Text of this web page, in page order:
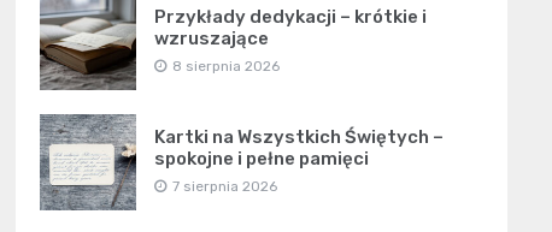
Przykłady dedykacji – krótkie i
wzruszające
8 sierpnia 2026
Kartki na Wszystkich Świętych –
spokojne i pełne pamięci
7 sierpnia 2026